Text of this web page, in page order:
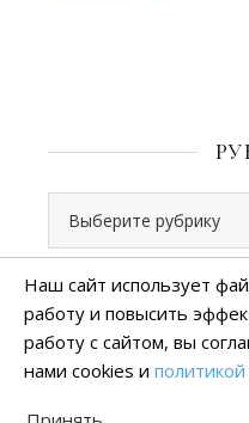
Все
Политика
Наш сайт использует
работу и повысить
работу с сайтом, вы
нами cookies и